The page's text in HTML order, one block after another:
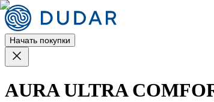
Начать покупки
AURA ULTRA